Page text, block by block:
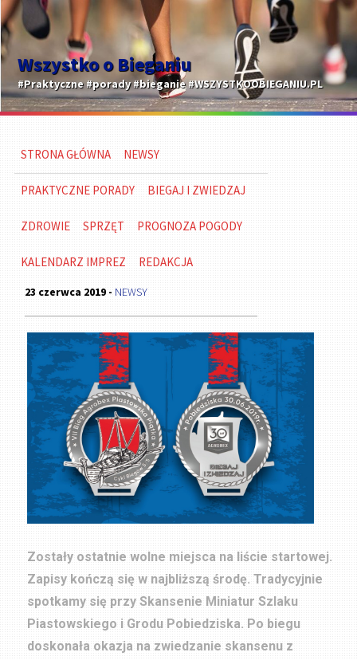
Wszystko o Bieganiu
#Praktyczne #porady #bieganie #WSZYSTKOOBIEGANIU.PL
STRONA GŁÓWNA NEWSY
PRAKTYCZNE PORADY BIEGAJ I ZWIEDZAJ
ZDROWIE SPRZĘT PROGNOZA POGODY
KALENDARZ IMPREZ REDAKCJA
23 czerwca 2019 - NEWSY
Zostały ostatnie wolne miejsca na liście startowej.
Zapisy kończą się w najbliższą środę. Tradycyjnie
spotkamy się przy Skansenie Miniatur Szlaku
Piastowskiego i Grodu Pobiedziska. Po biegu
doskonała okazja na zwiedzanie skansenu z